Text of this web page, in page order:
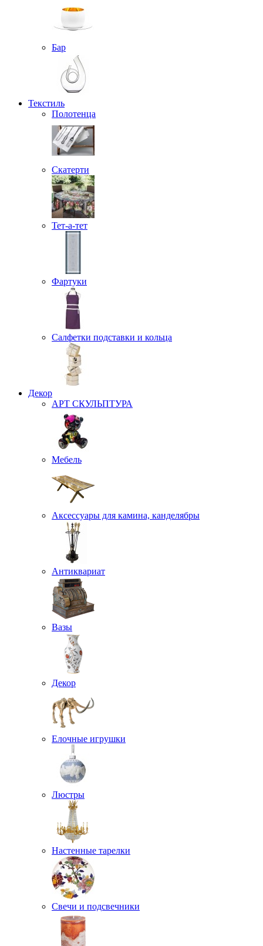
Бар
Текстиль
Полотенца
Скатерти
Тет-а-тет
Фартуки
Салфетки подставки и кольца
Декор
АРТ СКУЛЬПТУРА
Мебель
Аксессуары для камина, канделябры
Антиквариат
Вазы
Декор
Елочные игрушки
Люстры
Настенные тарелки
Свечи и подсвечники